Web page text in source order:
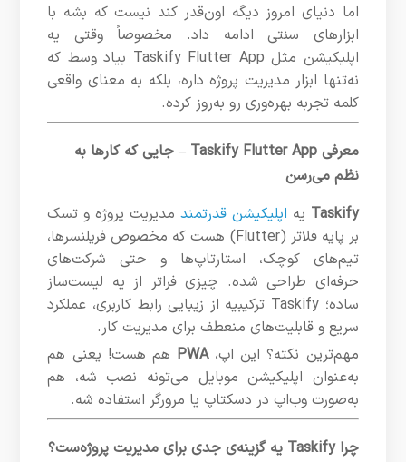
اما دنیای امروز دیگه اون‌قدر کند نیست که بشه با
ابزارهای سنتی ادامه داد. مخصوصاً وقتی یه
اپلیکیشن مثل Taskify Flutter App بیاد وسط که
نه‌تنها ابزار مدیریت پروژه داره، بلکه به معنای واقعی
کلمه تجربه بهره‌وری رو به‌روز کرده.
معرفی Taskify Flutter App – جایی که کارها به
نظم می‌رسن
Taskify یه اپلیکیشن قدرتمند مدیریت پروژه و تسک
بر پایه فلاتر (Flutter) هست که مخصوص فریلنسرها،
تیم‌های کوچک، استارتاپ‌ها و حتی شرکت‌های
حرفه‌ای طراحی شده. چیزی فراتر از یه لیست‌ساز
ساده؛ Taskify ترکیبیه از زیبایی رابط کاربری، عملکرد
سریع و قابلیت‌های منعطف برای مدیریت کار.
مهم‌ترین نکته؟ این اپ،PWA هم هست! یعنی هم
به‌عنوان اپلیکیشن موبایل می‌تونه نصب شه، هم
به‌صورت وب‌اپ در دسکتاپ یا مرورگر استفاده شه.
چرا Taskify یه گزینه‌ی جدی برای مدیریت پروژه‌ست؟